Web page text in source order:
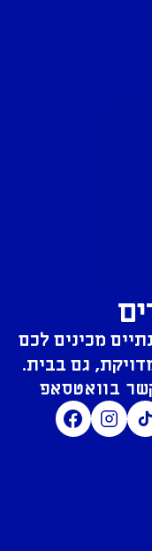
מכינים לכם
גם בבית.